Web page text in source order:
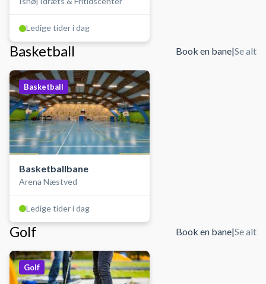
Ledige tider i dag
Basketball Book en bane|Se alt
Basketball
Basketballbane
Arena Næstved
Ledige tider i dag
Golf Book en bane|Se alt
Golf